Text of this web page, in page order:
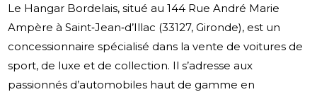
Le Hangar Bordelais, situé au 144 Rue André Marie
Ampère à Saint‑Jean‑d’Illac (33127, Gironde), est un
concessionnaire spécialisé dans la vente de voitures de
sport, de luxe et de collection. Il s’adresse aux
passionnés d’automobiles haut de gamme en